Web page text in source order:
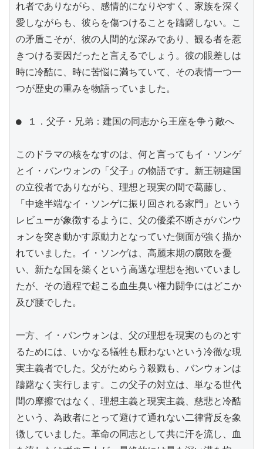
れ者でありながら、感情的になりやすく、家族を深く
愛しながらも、彼らを傷つけることを躊躇しない。こ
の矛盾こそが、彼の人間的な深みであり、観る者を惹
きつける要因だったと言えるでしょう。彼の眼差しは
時に冷酷に、時に苦悩に満ちていて、その表情一つ一
つが歴史の重みを物語っていました。
● １．父子・兄弟：建国の同志から王座を争う敵へ
このドラマの核をなすのは、何と言ってもイ・ソンゲ
とイ・バンウォンの「父子」の物語です。新王朝建国
の立役者でありながら、理想と現実の間で葛藤し、
「中途半端なイ・ソンゲに振り回される家門」という
レビューが象徴するように、父の優柔不断さがバンウ
ォンを突き動かす原動力となっていた側面が強く描か
れていました。イ・ソンゲは、高麗末期の腐敗を憂
い、新たな国を築くという高邁な理想を抱いていまし
たが、その過程で起こる血生臭い権力闘争にはどこか
及び腰でした。
一方、イ・バンウォンは、父の理想を現実のものとす
るためには、いかなる犠牲も厭わないという冷徹な現
実主義者でした。父がためらう殺戮も、バンウォンは
躊躇なく実行します。この父子の対立は、単なる世代
間の摩擦ではなく、理想主義と現実主義、慈悲と冷酷
という、為政者にとって避けて通れない二律背反を象
徴していました。革命の同志として共に汗を流し、血